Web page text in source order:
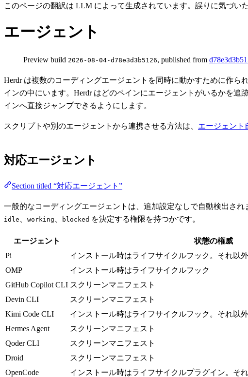
このページの翻訳は LLM によって生成されています。誤りに気づい
エージェント
Preview build 2026-08-04-d78e3d3b5126, published from
Herdr は複数のコーディングエージェントを同時に動かすために作
インの中にいます。Herdr はどのペインにエージェントがいるかを
インへ直接ジャンプできるようにします。
スクリプトや別のエージェントから連携させる方法は、 エージェント
対応エージェント
Section titled “対応エージェント”
一般的なコーディングエージェントは、追加設定なしで自動検出さ
idle working blocked を決定する権限を持つかです。
エージェント 状態の権威
Pi
インストール時はライフサイクルフック。それ以
OMP
インストール時はライフサイクルフック
GitHub Copilot CLI スクリーンマニフェスト
Devin CLI
スクリーンマニフェスト
Kimi Code CLI
インストール時はライフサイクルフック。それ以
Hermes Agent
スクリーンマニフェスト
Qoder CLI
スクリーンマニフェスト
Droid
スクリーンマニフェスト
OpenCode
インストール時はライフサイクルプラグイン。そ